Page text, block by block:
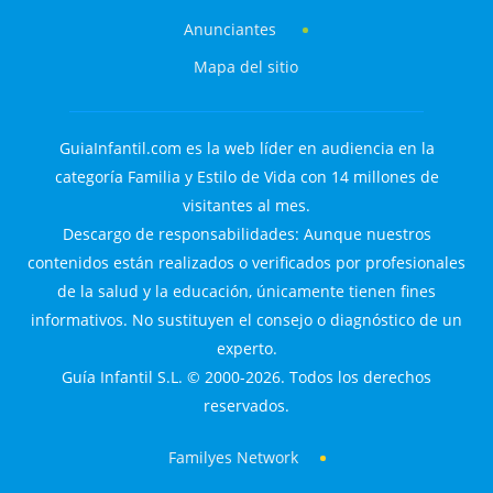
Anunciantes
Mapa del sitio
GuiaInfantil.com es la web líder en audiencia en la
categoría Familia y Estilo de Vida con 14 millones de
visitantes al mes.
Descargo de responsabilidades: Aunque nuestros
contenidos están realizados o verificados por profesionales
de la salud y la educación, únicamente tienen fines
informativos. No sustituyen el consejo o diagnóstico de un
experto.
Guía Infantil S.L. © 2000-2026. Todos los derechos
reservados.
Familyes Network